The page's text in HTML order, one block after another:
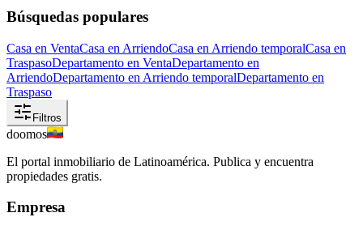
Búsquedas populares
Casa en VentaCasa en ArriendoCasa en Arriendo temporalCasa en
TraspasoDepartamento en VentaDepartamento en
ArriendoDepartamento en Arriendo temporalDepartamento en
Traspaso
Filtros
doomos
El portal inmobiliario de Latinoamérica. Publica y encuentra
propiedades gratis.
Empresa